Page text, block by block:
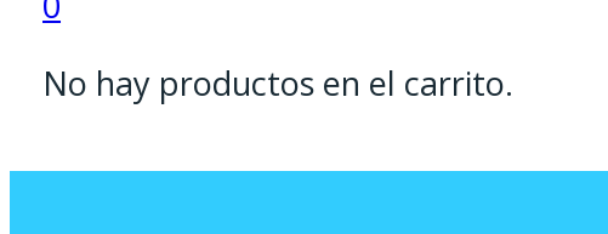
No hay productos en el carrito.